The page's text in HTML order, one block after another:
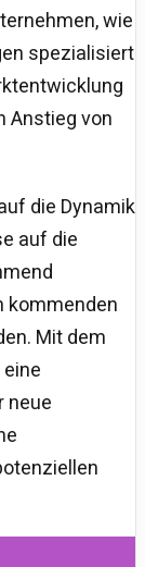
wie
spezialisiert
Anstieg von
die Dynamik
auf die
kommenden
Mit dem
neue